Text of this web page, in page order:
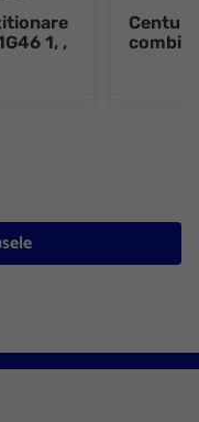
1, ,